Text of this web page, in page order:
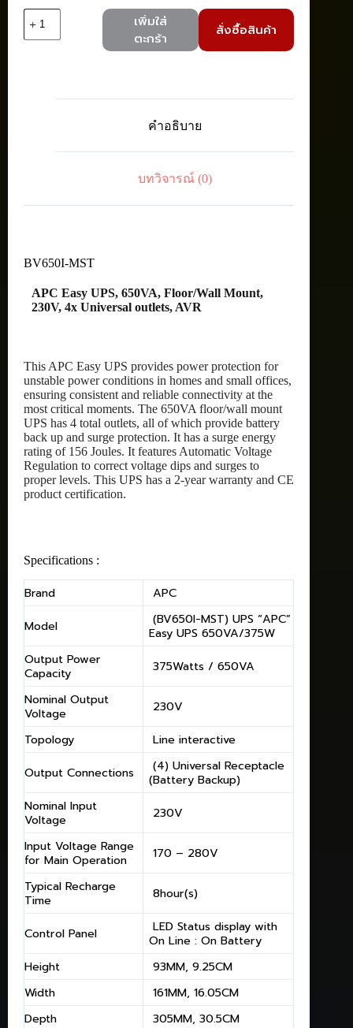
จำนวน
เพิ่มใส่
ตะกร้า
สั่งซื้อสินค้า
คำอธิบาย
บทวิจารณ์ (0)
BV650I-MST
APC Easy UPS, 650VA, Floor/Wall Mount,
230V, 4x Universal outlets, AVR
This APC Easy UPS provides power protection for
unstable power conditions in homes and small offices,
ensuring consistent and reliable connectivity at the
most critical moments. The 650VA floor/wall mount
UPS has 4 total outlets, all of which provide battery
back up and surge protection. It has a surge energy
rating of 156 Joules. It features Automatic Voltage
Regulation to correct voltage dips and surges to
proper levels. This UPS has a 2-year warranty and CE
product certification.
Specifications :
Brand
APC
Model
(BV650I-MST) UPS “APC”
Easy UPS 650VA/375W
Output Power
Capacity
375Watts / 650VA
Nominal Output
Voltage
230V
Topology
Line interactive
Output Connections
(4) Universal Receptacle
(Battery Backup)
Nominal Input
Voltage
230V
Input Voltage Range
for Main Operation
170 – 280V
Typical Recharge
Time
8hour(s)
Control Panel
LED Status display with
On Line : On Battery
Height
93MM, 9.25CM
Width
161MM, 16.05CM
Depth
305MM, 30.5CM